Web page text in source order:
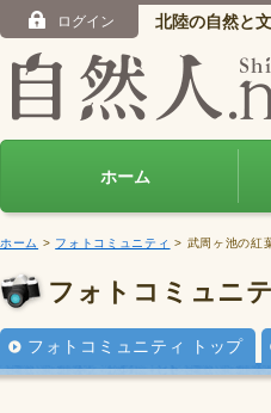
ログイン 北陸の自然と
ホーム
ホーム > フォトコミュニティ > 武周ヶ池の紅
フォトコミュニ
フォトコミュニティ トップ